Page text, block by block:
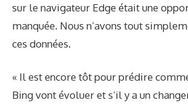
sur le navigateur Edge était une
manquée. Nous n’avons tout
ces données.
« Il est encore tôt pour prédire
Bing vont évoluer et s’il y a un